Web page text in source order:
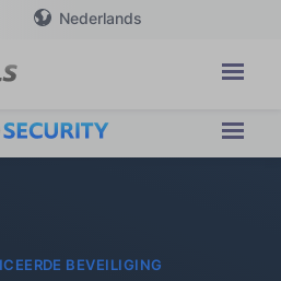
Nederlands
BEVEILIGING